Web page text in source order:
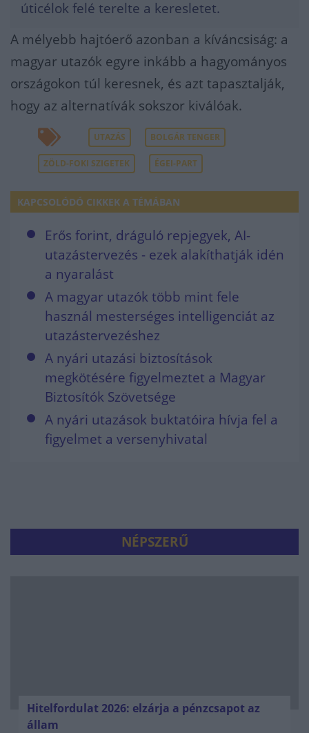
úticélok felé terelte a keresletet.
A mélyebb hajtóerő azonban a kíváncsiság: a
magyar utazók egyre inkább a hagyományos
országokon túl keresnek, és azt tapasztalják,
hogy az alternatívák sokszor kiválóak.
UTAZÁS BOLGÁR TENGER
ZÖLD-FOKI SZIGETEK ÉGEI-PART
KAPCSOLÓDÓ CIKKEK A TÉMÁBAN
Erős forint, dráguló repjegyek, AI-
utazástervezés - ezek alakíthatják idén
a nyaralást
A magyar utazók több mint fele
használ mesterséges intelligenciát az
utazástervezéshez
A nyári utazási biztosítások
megkötésére figyelmeztet a Magyar
Biztosítók Szövetsége
A nyári utazások buktatóira hívja fel a
figyelmet a versenyhivatal
NÉPSZERŰ
Hitelfordulat 2026: elzárja a pénzcsapot az
állam